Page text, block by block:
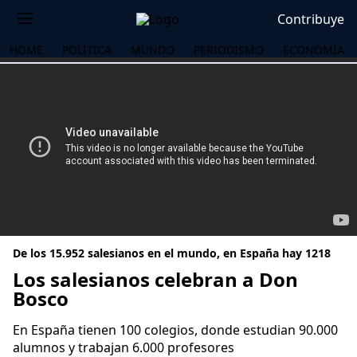
Contribuye
HOME POLÍTICA MUNDO PERIODISMO ECONOMÍA
De los 15.952 salesianos en el mundo, en España hay 1218
Los salesianos celebran a Don
Bosco
En España tienen 100 colegios, donde estudian 90.000
alumnos y trabajan 6.000 profesores